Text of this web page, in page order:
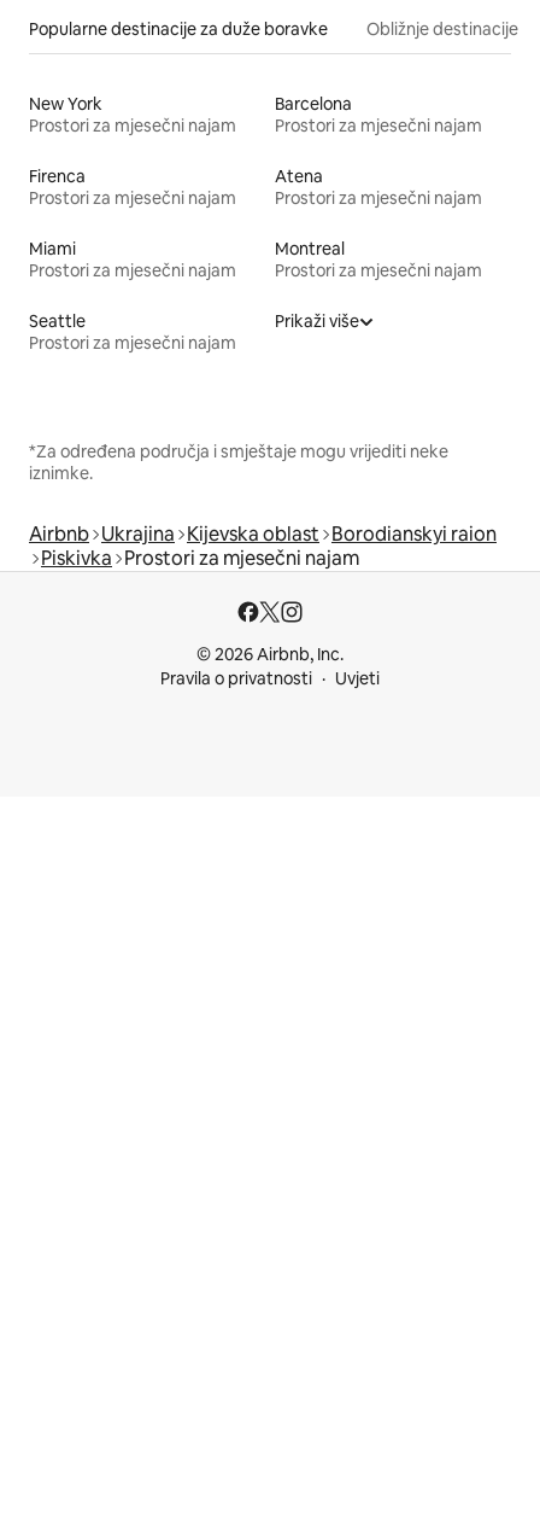
Popularne destinacije za duže boravke Obližnje destinacije
New York
Prostori za mjesečni najam
Barcelona
Prostori za mjesečni najam
Firenca
Prostori za mjesečni najam
Atena
Prostori za mjesečni najam
Miami
Prostori za mjesečni najam
Montreal
Prostori za mjesečni najam
Seattle
Prostori za mjesečni najam
Prikaži više
*Za određena područja i smještaje mogu vrijediti neke
iznimke.
Airbnb Ukrajina Kijevska oblast Borodianskyi raion
Piskivka Prostori za mjesečni najam
© 2026 Airbnb, Inc.
Pravila o privatnosti
Uvjeti